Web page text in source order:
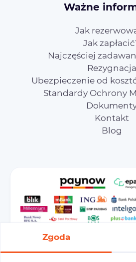
Ważne
Jak
Jak
Najczęściej
Rezygnacja
Ubezpieczenie od
Standardy Ochrony
Kontakt
Blog
Zgoda